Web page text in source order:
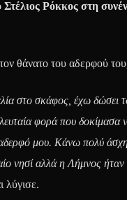
Ρόκκος στη
θάνατο του αδερφού
στο σκάφος, έχω δώσει
φορά που
μου. Κάνω πολύ
νησί αλλά η Λήμνος
λύγισε.